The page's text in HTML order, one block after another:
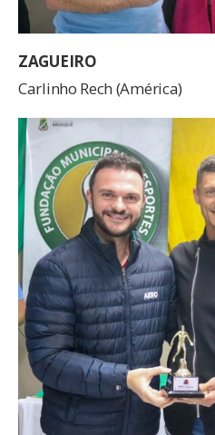
ZAGUEIRO
Carlinho Rech (América)